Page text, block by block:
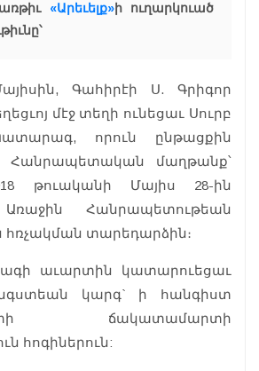
«Արեւելք»ի ուղարկուած
Գահիրէի Ս. Գրիգոր
մէջ տեղի ունեցաւ Սուրբ
որուն ընթացքին
Հանրապետական մաղթանք՝
թուականի Մայիս 28-ին
Հանրապետութեան
տարեդարձին։
աւարտին կատարուեցաւ
կարգ` ի հանգիստ
ճակատամարտի
հոգիներուն: